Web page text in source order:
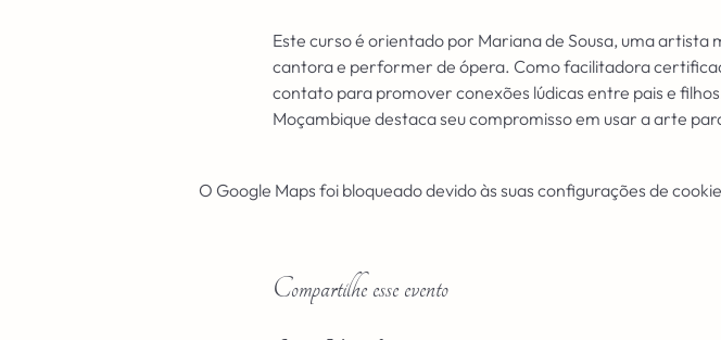
Este curso é orientado por Mariana de Sousa, uma
cantora e performer de ópera. Como facilitadora
contato para promover conexões lúdicas entre pais e
Moçambique destaca seu compromisso em usar a arte
O Google Maps foi bloqueado devido às suas configurações de
Compartilhe esse evento